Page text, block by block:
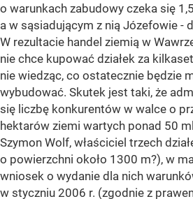
o warunkach zabudowy czeka się
a w sąsiadującym z nią Józefowie -
W rezultacie handel ziemią w
nie chce kupować działek za
nie wiedząc, co ostatecznie będzie
wybudować. Skutek jest taki, że
się liczbę konkurentów w walce o
hektarów ziemi wartych ponad 50
Szymon Wolf, właściciel trzech
o powierzchni około 1300 m?), w
wniosek o wydanie dla nich
w styczniu 2006 r. (zgodnie z